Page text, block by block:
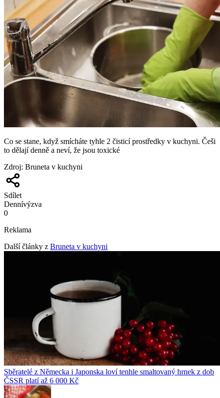
Co se stane, když smícháte tyhle 2 čisticí prostředky v kuchyni. Češi
to dělají denně a neví, že jsou toxické
Zdroj: Bruneta v kuchyni
Sdílet
Dennívýzva
0
Reklama
Další články z Bruneta v kuchyni
Sběratelé z Německa i Japonska loví tenhle smaltovaný hrnek z dob
ČSSR platí až 6 000 Kč